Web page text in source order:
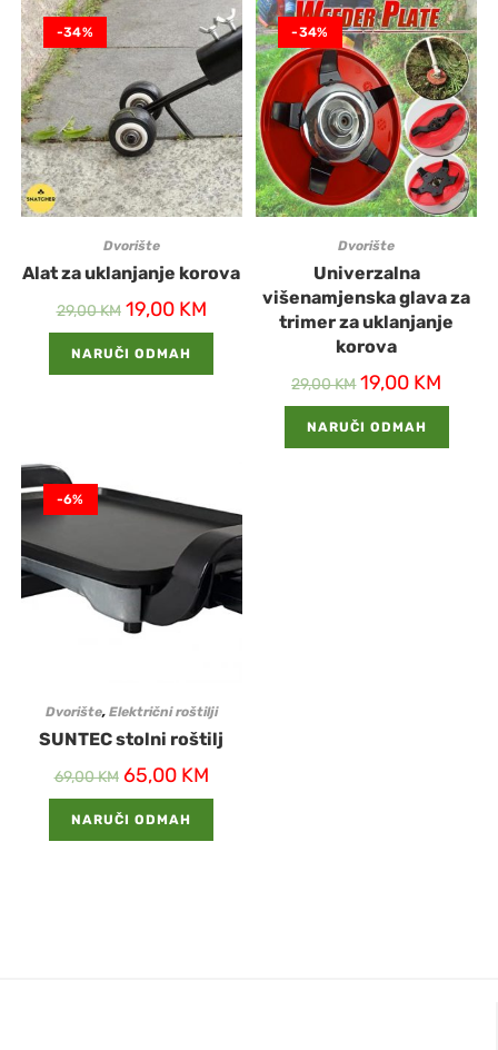
-34%
Dvorište
Alat za uklanjanje korova
29,00KM 19,00 KM
NARUČI ODMAH
-34%
Dvorište
Univerzalna
višenamjenska glava za
trimer za uklanjanje
korova
29,00KM 19,00 KM
NARUČI ODMAH
-6%
Dvorište, Električni roštilji
SUNTEC stolni roštilj
69,00KM 65,00 KM
NARUČI ODMAH